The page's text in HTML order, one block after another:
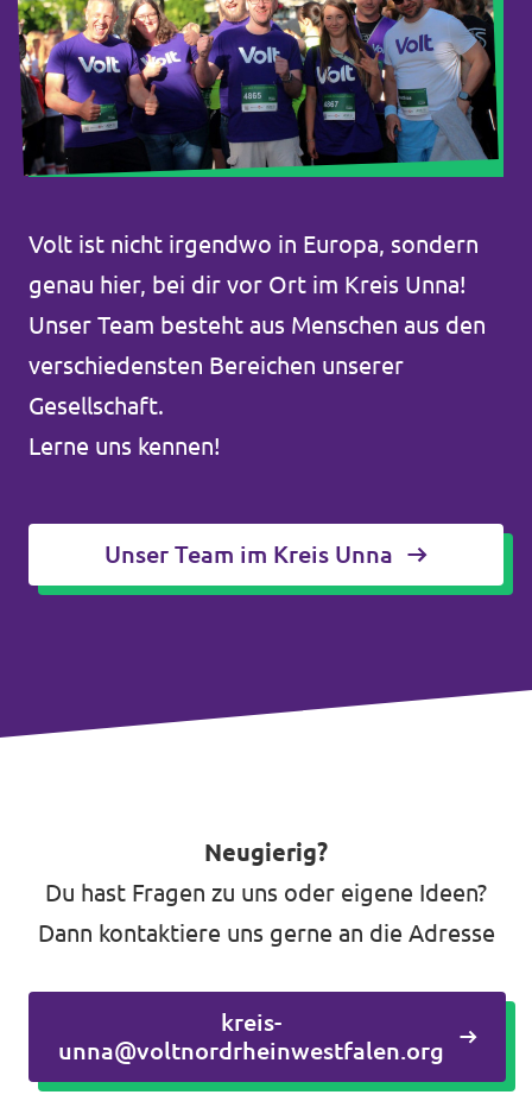
Volt ist nicht irgendwo in Europa, sondern
genau hier, bei dir vor Ort im Kreis Unna!
Unser Team besteht aus Menschen aus den
verschiedensten Bereichen unserer
Gesellschaft.
Lerne uns kennen!
Unser Team im Kreis Unna
Neugierig?
Du hast Fragen zu uns oder eigene Ideen?
Dann kontaktiere uns gerne an die Adresse
kreis-
unna@voltnordrheinwestfalen.org